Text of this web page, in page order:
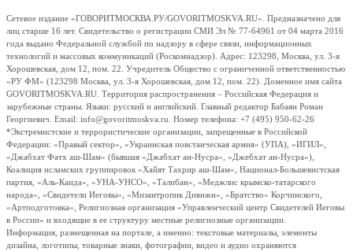
Сетевое издание «ГОВОРИТМОСКВА.РУ/GOVORITMOSKVA.RU». Предназначено для
лиц старше 16 лет. Свидетельство о регистрации СМИ Эл № 77-64961 от 04 марта 2016
года выдано Федеральной службой по надзору в сфере связи, информационных
технологий и массовых коммуникаций (Роскомнадзор). Адрес: 123298, Москва, ул. 3-я
Хорошевская, дом 12, пом. 22. Учредитель Общество с ограниченной ответственностью
«РУ ФМ» (123298 Москва, ул. 3-я Хорошевская, дом 12, пом. 22). Доменное имя сайта
GOVORITMOSKVA.RU. Территория распространения – Российская Федерация и
зарубежные страны. Языки: русский и английский. Главный редактор Бабаян Роман
Георгиевич. Email: info@govoritmoskva.ru. Номер телефона: +7 (495) 950-62-26
*Экстремистские и террористические организации, запрещенные в Российской
Федерации: «Правый сектор», «Украинская повстанческая армия» (УПА), «ИГИЛ»,
«Джабхат Фатх аш-Шам» (бывшая «Джабхат ан-Нусра», «Джебхат ан-Нусра»),
Коалиция исламских группировок «Хайят Тахрир аш-Шам», Национал-Большевистская
партия, «Аль-Каида», «УНА-УНСО», «Талибан», «Меджлис крымско-татарского
народа», «Свидетели Иеговы», «Мизантропик Дивижн», «Братство» Корчинского,
«Артподготовка», Религиозная организация «Управленческий центр Свидетелей Иеговы
в России» и входящие в ее структуру местные религиозные организации.
Информация, размещенная на портале, а именно: текстовые материалы, элементы
дизайна, логотипы, товарные знаки, фотографии, видео и аудио охраняются